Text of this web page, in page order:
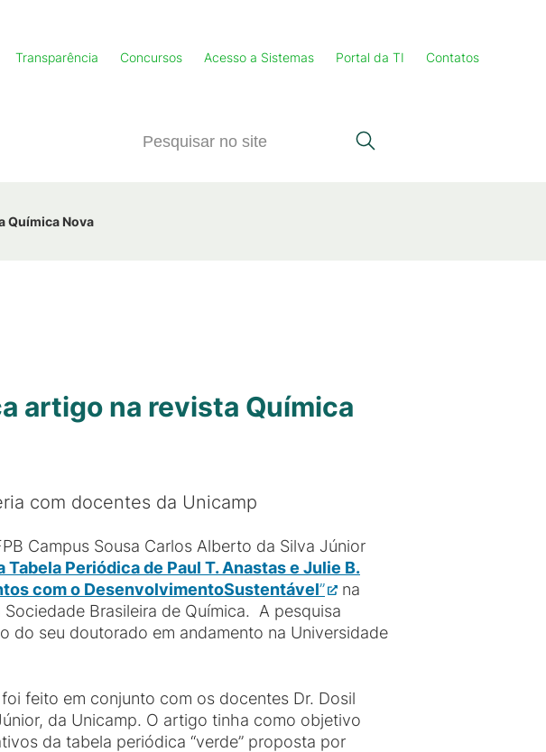
Transparência Concursos Acesso a Sistemas Portal da TI Contatos
Química Nova
artigo na revista Química
com docentes da Unicamp
Campus Sousa Carlos Alberto da Silva Júnior
Tabela Periódica de Paul T. Anastas e Julie B.
com o DesenvolvimentoSustentável”
na
Brasileira de Química. A pesquisa
do seu doutorado em andamento na Universidade
feito em conjunto com os docentes Dr. Dosil
da Unicamp. O artigo tinha como objetivo
da tabela periódica “verde” proposta por